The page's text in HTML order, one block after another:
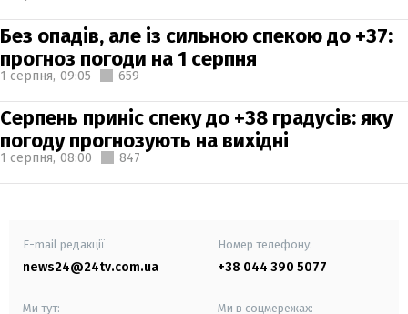
Без опадів, але із сильною спекою до +37:
прогноз погоди на 1 серпня
1 серпня, 09:05 659
Серпень приніс спеку до +38 градусів: яку
погоду прогнозують на вихідні
1 серпня, 08:00 847
E-mail редакції
news24@24tv.com.ua
Номер телефону:
+38 044 390 5077
Ми тут: Ми в соцмережах: